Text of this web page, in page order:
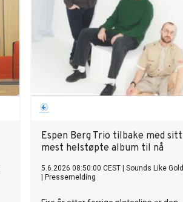
Espen Berg Trio tilbake med sitt
mest helstøpte album til nå
5.6.2026 08:50:00 CEST
Sounds Like Gold
Pressemelding